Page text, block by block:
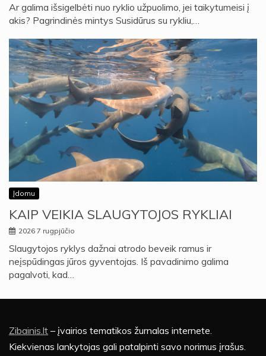
Ar galima išsigelbėti nuo ryklio užpuolimo, jei taikytumeisi į
akis? Pagrindinės mintys Susidūrus su rykliu,…
Įdomu
KAIP VEIKIA SLAUGYTOJOS RYKLIAI
2026 7 rugpjūčio
Slaugytojos ryklys dažnai atrodo beveik ramus ir
neįspūdingas jūros gyventojas. Iš pavadinimo galima
pagalvoti, kad…
Zibainis.lt – įvairios tematikos žurnalas internete.
Kiekvienas lankytojas gali patalpinti savo norimus įrašus.